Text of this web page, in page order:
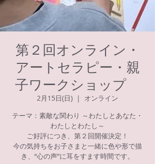
第２回オンライン・
アートセラピー・親
子ワークショップ
2月15日(日)
  |
オンライン
テーマ：素敵な関わり ～わたしとあなた・
わたしとわたし～
ご好評につき、第２回開催決定！
今の気持ちをお子さまと一緒に色や形で描
き、“心の声”に耳をすます時間です。